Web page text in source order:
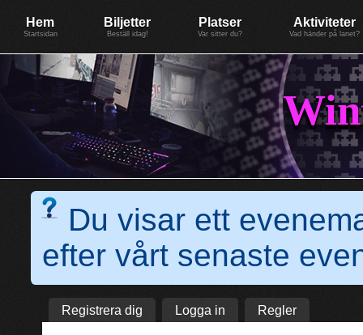
Hem
Startsidan
Biljetter
Beställ idag!
Platser
Var sitter du?
Aktiviteter
Vad händer på lanet?
Du visar ett
efter vårt senaste
Registrera dig Logga in Regler